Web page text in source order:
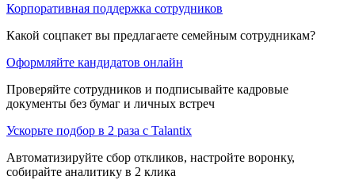
Корпоративная поддержка сотрудников
Какой соцпакет вы предлагаете семейным сотрудникам?
Оформляйте кандидатов онлайн
Проверяйте сотрудников и подписывайте кадровые
документы без бумаг и личных встреч
Ускорьте подбор в 2 раза с Talantix
Автоматизируйте сбор откликов, настройте воронку,
собирайте аналитику в 2 клика